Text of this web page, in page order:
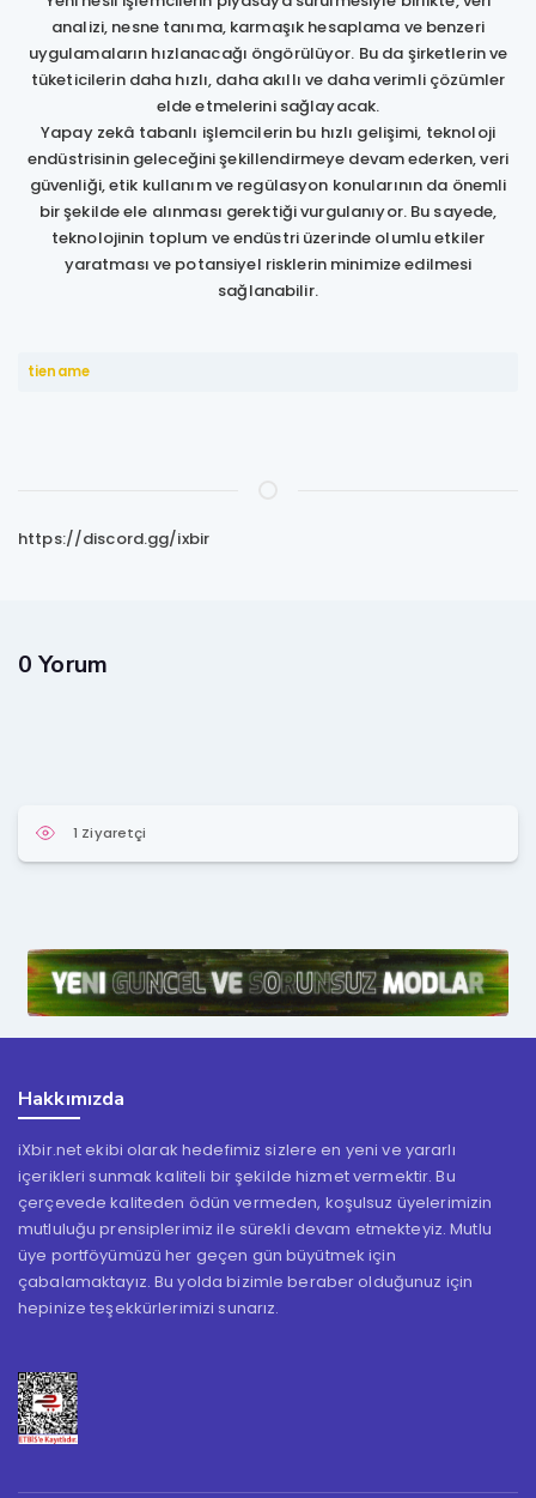
analizi, nesne tanıma, karmaşık hesaplama ve benzeri
uygulamaların hızlanacağı öngörülüyor. Bu da şirketlerin ve
tüketicilerin daha hızlı, daha akıllı ve daha verimli çözümler
elde etmelerini sağlayacak.
Yapay zekâ tabanlı işlemcilerin bu hızlı gelişimi, teknoloji
endüstrisinin geleceğini şekillendirmeye devam ederken, veri
güvenliği, etik kullanım ve regülasyon konularının da önemli
bir şekilde ele alınması gerektiği vurgulanıyor. Bu sayede,
teknolojinin toplum ve endüstri üzerinde olumlu etkiler
yaratması ve potansiyel risklerin minimize edilmesi
sağlanabilir.
tiename
https://discord.gg/ixbir
0 Yorum
1 Ziyaretçi
Hakkımızda
iXbir.net ekibi olarak hedefimiz sizlere en yeni ve yararlı
içerikleri sunmak kaliteli bir şekilde hizmet vermektir. Bu
çerçevede kaliteden ödün vermeden, koşulsuz üyelerimizin
mutluluğu prensiplerimiz ile sürekli devam etmekteyiz. Mutlu
üye portföyümüzü her geçen gün büyütmek için
çabalamaktayız. Bu yolda bizimle beraber olduğunuz için
hepinize teşekkürlerimizi sunarız.